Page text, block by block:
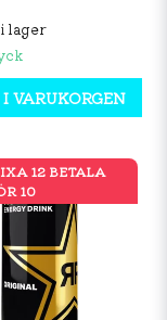
lager
VARUKORGEN
12 BETALA
10